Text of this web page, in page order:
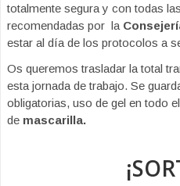
totalmente segura y con todas
recomendadas por la
estar al día de los protocolos a
Os queremos trasladar la total
esta jornada de trabajo. Se
obligatorias, uso de gel en todo
de mascarilla.